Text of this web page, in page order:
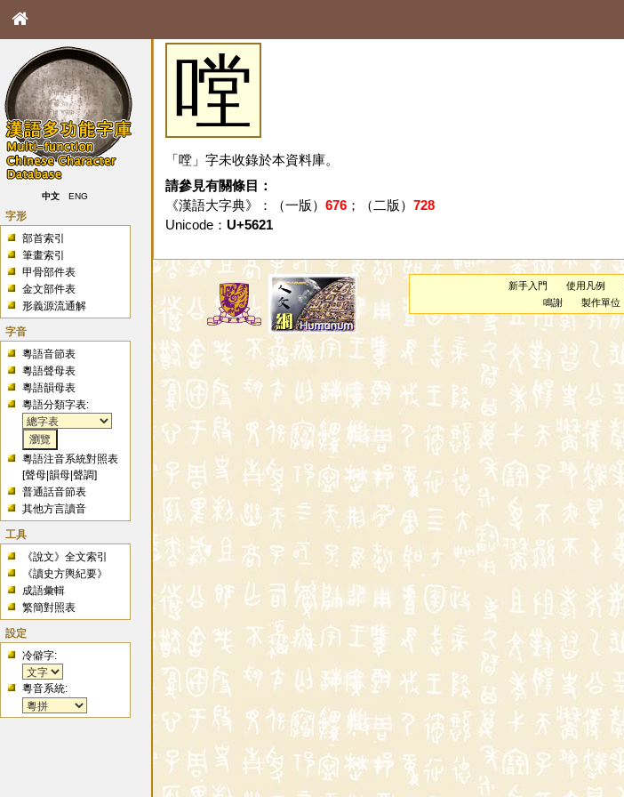
中文 ENG
字形
部首索引
筆畫索引
甲骨部件表
金文部件表
形義源流通解
字音
粵語音節表
粵語聲母表
粵語韻母表
粵語分類字表:
粵語注音系統對照表
[聲母 |韻母 |聲調]
普通話音節表
其他方言讀音
工具
《說文》全文索引
《讀史方輿紀要》
成語彙輯
繁簡對照表
設定
冷僻字:
粵音系統:
嘡
「嘡」字未收錄於本資料庫。
請參見有關條目：
《漢語大字典》：（一版） 676；（二版） 728
Unicode： U+5621
新手入門 使用凡例
鳴謝
製作單位